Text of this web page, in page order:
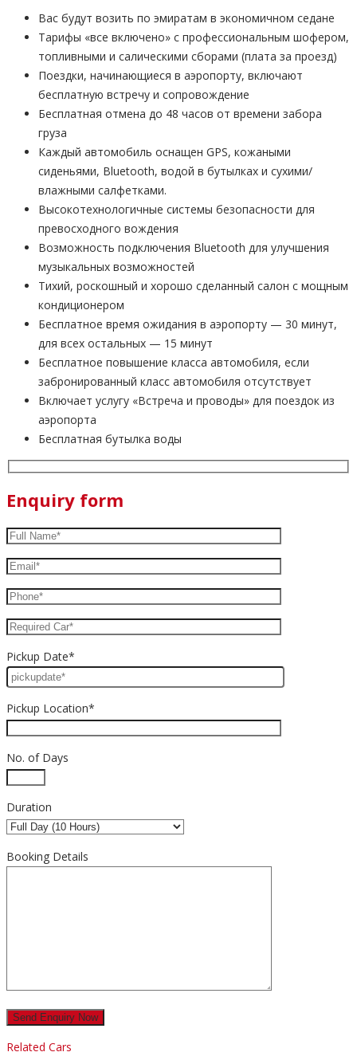
Вас будут возить по эмиратам в экономичном седане
Тарифы «все включено» с профессиональным шофером,
топливными и салическими сборами (плата за проезд)
Поездки, начинающиеся в аэропорту, включают
бесплатную встречу и сопровождение
Бесплатная отмена до 48 часов от времени забора
груза
Каждый автомобиль оснащен GPS, кожаными
сиденьями, Bluetooth, водой в бутылках и сухими/
влажными салфетками.
Высокотехнологичные системы безопасности для
превосходного вождения
Возможность подключения Bluetooth для улучшения
музыкальных возможностей
Тихий, роскошный и хорошо сделанный салон с мощным
кондиционером
Бесплатное время ожидания в аэропорту — 30 минут,
для всех остальных — 15 минут
Бесплатное повышение класса автомобиля, если
забронированный класс автомобиля отсутствует
Включает услугу «Встреча и проводы» для поездок из
аэропорта
Бесплатная бутылка воды
Enquiry form
Pickup Date*
Pickup Location*
No. of Days
Duration
Booking Details
Related Cars